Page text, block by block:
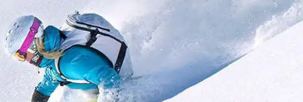
offerte migliori!